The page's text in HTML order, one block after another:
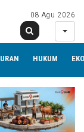
08 Agu 2026
HUKUM